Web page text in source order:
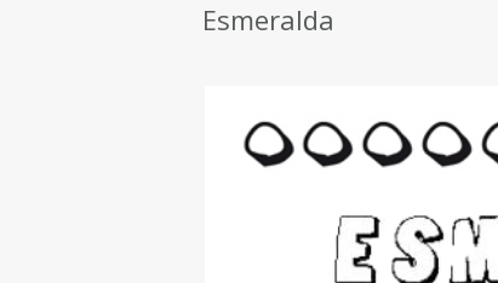
Esmeralda